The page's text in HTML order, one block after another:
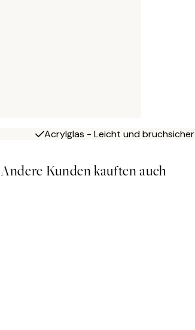
Acrylglas - Leicht und bruchsicher
Andere Kunden kauften auch